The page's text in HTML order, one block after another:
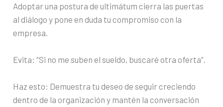
Adoptar una postura de ultimátum cierra las puertas
al diálogo y pone en duda tu compromiso con la
empresa.
Evita: “Si no me suben el sueldo, buscaré otra oferta”.
Haz esto: Demuestra tu deseo de seguir creciendo
dentro de la organización y mantén la conversación